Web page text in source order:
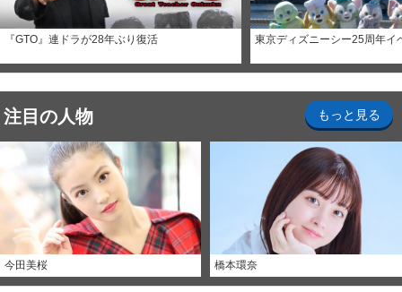
『GTO』連ドラが28年ぶり復活 東京ディズニーシー25周年イ
注目の人物 もっと見る
今田美桜 橋本環奈